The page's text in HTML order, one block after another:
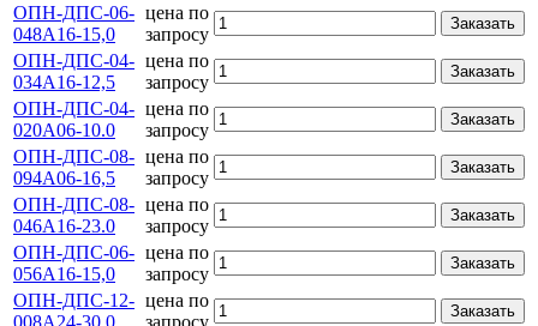
ОПН-ДПС-06-
048А16-15,0
цена по
запросу
Заказать
ОПН-ДПС-04-
034А16-12,5
цена по
запросу
Заказать
ОПН-ДПС-04-
020А06-10.0
цена по
запросу
Заказать
ОПН-ДПС-08-
094А06-16,5
цена по
запросу
Заказать
ОПН-ДПС-08-
046А16-23.0
цена по
запросу
Заказать
ОПН-ДПС-06-
056А16-15,0
цена по
запросу
Заказать
ОПН-ДПС-12-
008А24-30.0
цена по
запросу
Заказать